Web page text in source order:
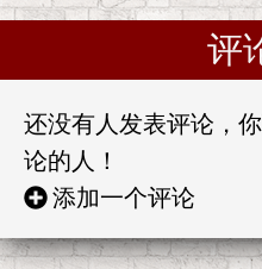
评
还没有人发表评论，
论的人！
添加一个评论